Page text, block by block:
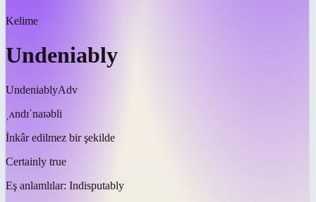
Kelime
Undeniably
UndeniablyAdv
ˌʌndɪˈnaɪəbli
İnkâr edilmez bir şekilde
Certainly true
Eş anlamlılar: Indisputably